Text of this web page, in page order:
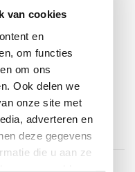
van cookies
en
om functies
om ons
Ook delen we
onze site met
adverteren en
deze gegevens
die u aan ze
thuisbezorgd.